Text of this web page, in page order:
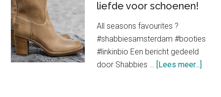
oversized
voor
een
trendy
look
liefde voor schoenen!
All seasons favourites ?
#shabbiesamsterdam #booties
#linkinbio Een bericht gedeeld
door Shabbies … [Lees meer...]